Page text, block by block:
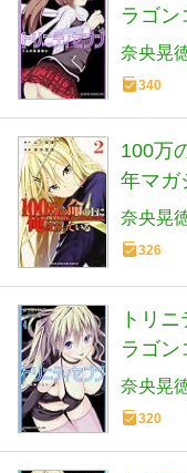
ラゴン
奈央晃
340
100万
年マガ
奈央晃
326
トリ
ラゴン
奈央晃
320